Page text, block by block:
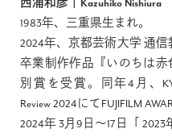
西浦和彦｜Kazuhiko Nishiura
1983年、三重県生まれ。
2024年、京都芸術大学 通信
卒業制作作品『いのちは
別賞を受賞。同年4月、
Review 2024にてFUJIFILM
2024年 3月9日～17日「